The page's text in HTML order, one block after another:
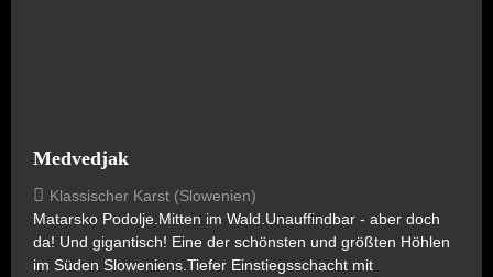
Medvedjak
Klassischer Karst (Slowenien)
Matarsko Podolje.Mitten im Wald.Unauffindbar - aber doch
da! Und gigantisch! Eine der schönsten und größten Höhlen
im Süden Sloweniens.Tiefer Einstiegsschacht mit